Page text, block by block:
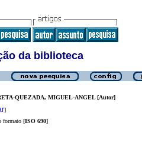
da biblioteca
QUEZADA, MIGUEL-ANGEL [Autor]
]
formato [ISO 690]